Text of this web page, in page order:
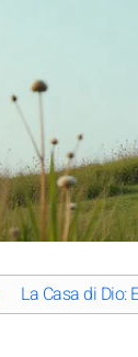
La Casa di Dio: